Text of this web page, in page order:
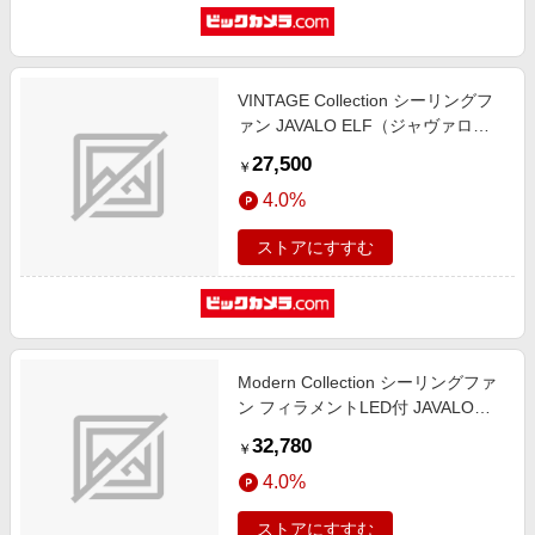
VINTAGE Collection シーリングフ
ァン JAVALO ELF（ジャヴァロエ
属]
￥ 27,500
4.0%
ストアにすすむ
Modern Collection シーリングファ
ン フィラメントLED付 JAVALO
CF003-GD [8畳 /リモコン付属]
￥ 32,780
4.0%
ストアにすすむ